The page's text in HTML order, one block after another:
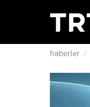
haberler